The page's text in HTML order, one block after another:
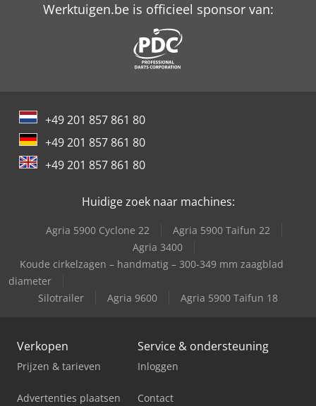
Werktuigen.be is officieel sponsor van:
+49 201 857 861 80
+49 201 857 861 80
+49 201 857 861 80
Huidige zoek naar machines:
Agria 5900 Cyclone 22
Agria 5900 Taifun 22
Agria 3400
Koude cirkelzagen – handmatig – 300-349 mm zaagblad
diameter
Silotrailer
Agria 9600 Agria 5900 Taifun 18
Verkopen
Prijzen & tarieven
Advertenties plaatsen
Service & ondersteuning
Inloggen
Contact